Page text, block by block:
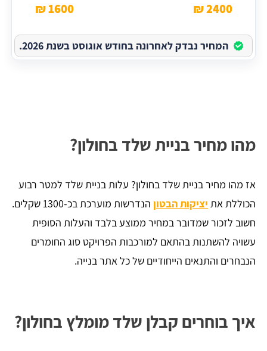
2400 ₪
1600 ₪
המחיר נבדק לאחרונה בחודש אוגוסט בשנת 2026.
מהו מחיר בניית שלד בחולון?
אז מהו מחיר בניית שלד בחולון? עלות בניית שלד למטר רבוע
הכוללת את יציקות הבטון
הנדרשות מוערכת בכ-1300 שקלים.
חשוב לזכור שמדובר במחיר ממוצע בלבד והעלות הסופית
עשויה להשתנות בהתאם למורכבות הפרויקט סוג החומרים
הנבחרים והתנאים הייחודיים של כל אתר בנייה.
איך בוחרים קבלן שלד מומלץ בחולון?